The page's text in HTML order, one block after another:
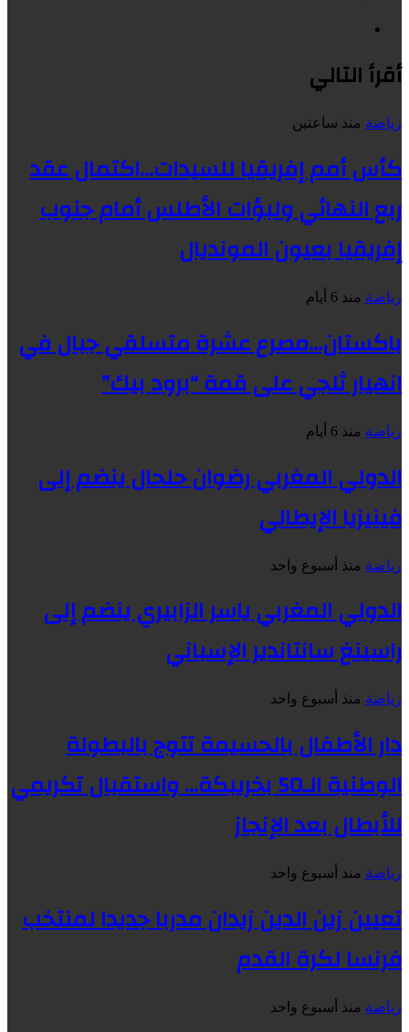
أقرأ التالي
رياضة منذ ساعتين
كأس أمم إفريقيا للسيدات…اكتمال عقد
ربع النهائي ولبؤات الأطلس أمام جنوب
إفريقيا بعيون المونديال
رياضة منذ 6 أيام
باكستان…مصرع عشرة متسلقي جبال في
انهيار ثلجي على قمة “برود بيك”
رياضة منذ 6 أيام
الدولي المغربي رضوان حلحال ينضم إلى
فينيزيا الإيطالي
رياضة منذ أسبوع واحد
الدولي المغربي ياسر الزابيري ينضم إلى
راسينغ سانتاندير الإسباني
رياضة منذ أسبوع واحد
دار الأطفال بالحسيمة تتوج بالبطولة
الوطنية الـ50 بخريبكة… واستقبال تكريمي
للأبطال بعد الإنجاز
رياضة منذ أسبوع واحد
تعيين زين الدين زيدان مدربا جديدا لمنتخب
فرنسا لكرة القدم
رياضة منذ أسبوع واحد